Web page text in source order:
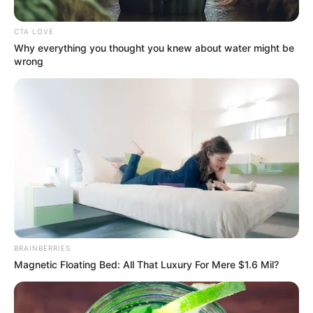
2026.
(X)JorgeEmilioRey
Cundinamarca ahorros millonarios y hospitales más
eficientes
Por:
Cristhiam Martínez
Junio 3, 2026
CTA LOVE
Why everything you thought you knew about water might be
wrong
BRAINBERRIES
Magnetic Floating Bed: All That Luxury For Mere $1.6 Mil?